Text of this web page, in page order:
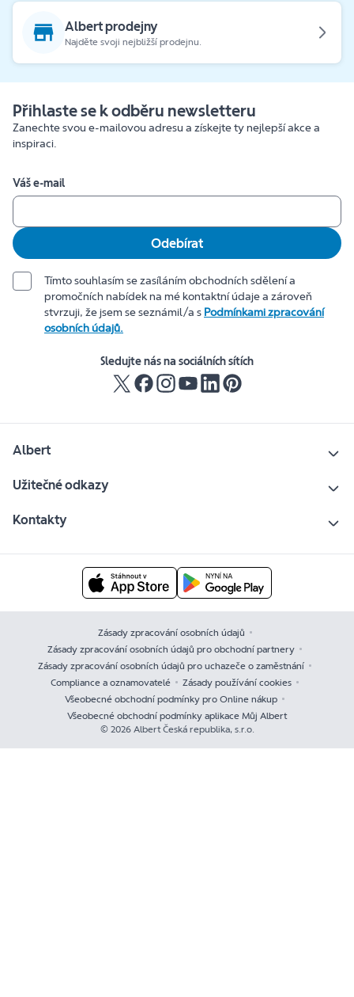
Albert prodejny
Najděte svoji nejbližší prodejnu.
Přihlaste se k odběru newsletteru
Zanechte svou e-mailovou adresu a získejte ty nejlepší akce a
inspiraci.
Váš e-mail
Odebírat
Tímto souhlasím se zasíláním obchodních sdělení a
promočních nabídek na mé kontaktní údaje a zároveň
stvrzuji, že jsem se seznámil/a s Podmínkami zpracování
osobních údajů.
Sledujte nás na sociálních sítích
Albert
Užitečné odkazy
Kontakty
Zásady zpracování osobních údajů
Zásady zpracování osobních údajů pro obchodní partnery
Zásady zpracování osobních údajů pro uchazeče o zaměstnání
Compliance a oznamovatelé
Zásady používání cookies
Všeobecné obchodní podmínky pro Online nákup
Všeobecné obchodní podmínky aplikace Můj Albert
© 2026 Albert Česká republika, s.r.o.